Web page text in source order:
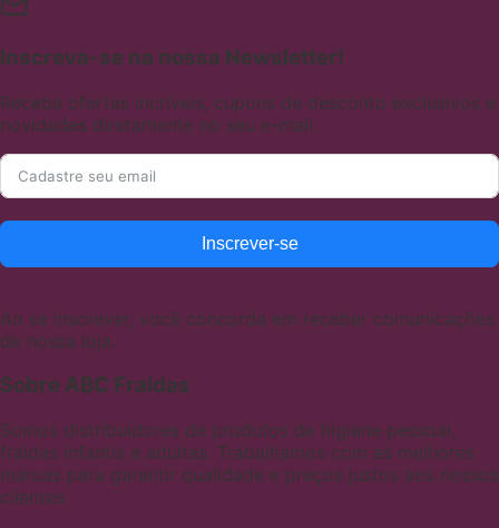
Inscreva-se na nossa Newsletter!
Receba ofertas incríveis, cupons de desconto exclusivos e
novidades diretamente no seu e-mail.
Inscrever-se
Ao se inscrever, você concorda em receber comunicações
de nossa loja.
Sobre ABC Fraldas
Somos distribuidores de produtos de higiene pessoal,
fraldas infantis e adultas. Trabalhamos com as melhores
marcas para garantir qualidade e preços justos aos nossos
clientes